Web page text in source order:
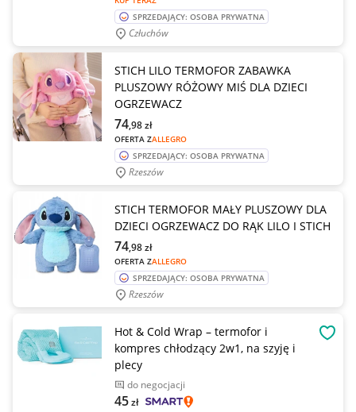
SPRZEDAJĄCY: OSOBA PRYWATNA
Człuchów
STICH LILO TERMOFOR ZABAWKA
PLUSZOWY RÓŻOWY MIŚ DLA DZIECI
OGRZEWACZ
OFERTA ZALLEGRO
74,98zł
SPRZEDAJĄCY: OSOBA PRYWATNA
Rzeszów
STICH TERMOFOR MAŁY PLUSZOWY DLA
DZIECI OGRZEWACZ DO RĄK LILO I STICH
OFERTA ZALLEGRO
74,98zł
SPRZEDAJĄCY: OSOBA PRYWATNA
Rzeszów
Hot & Cold Wrap – termofor i
kompres chłodzący 2w1, na szyję i
plecy
do negocjacji
45zł